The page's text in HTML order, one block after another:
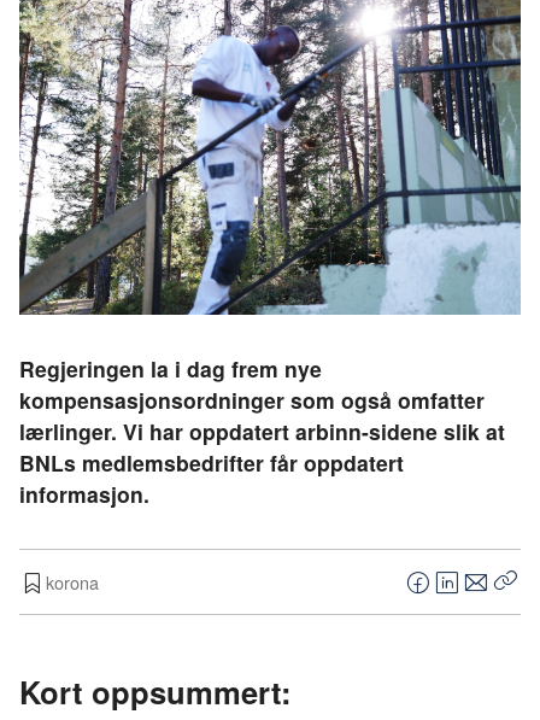
Regjeringen la i dag frem nye
kompensasjonsordninger som også omfatter
lærlinger. Vi har oppdatert arbinn-sidene slik at
BNLs medlemsbedrifter får oppdatert
informasjon.
korona
F
a
L
i
E
-
Kort oppsummert: